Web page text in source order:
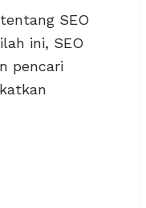
SEO
ini, SEO
pencari